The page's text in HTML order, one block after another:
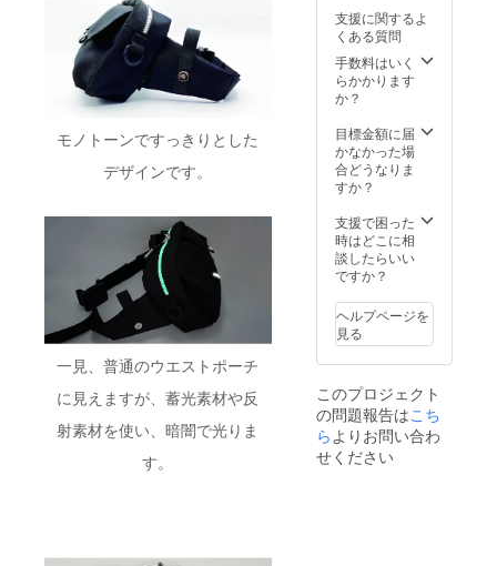
モノトーンですっきりとした
デザインです。
一見、普通のウエストポーチ
に見えますが、蓄光素材や反
射素材を使い、暗闇で光りま
す。
プのた
め、剥
がした
後は贈
ご利用
いただ
けま
はク
リップ
ポスト
を予定
してお
口でお
届けし
ます。
別々の
の発送
も対応
可能で
す。住
ルはき
れいに
剥がせ
るタイ
め、剥
がした
後は贈
り物と
しても
支援に関するよ
くある質問
手数料はいく
らかかります
か？
目標金額に届
かなかった場
合どうなりま
すか？
支援で困った
時はどこに相
談したらいい
ですか？
ヘルプページを
見る
このプロジェクト
の問題報告はこち
ら よりお問い合わ
せください